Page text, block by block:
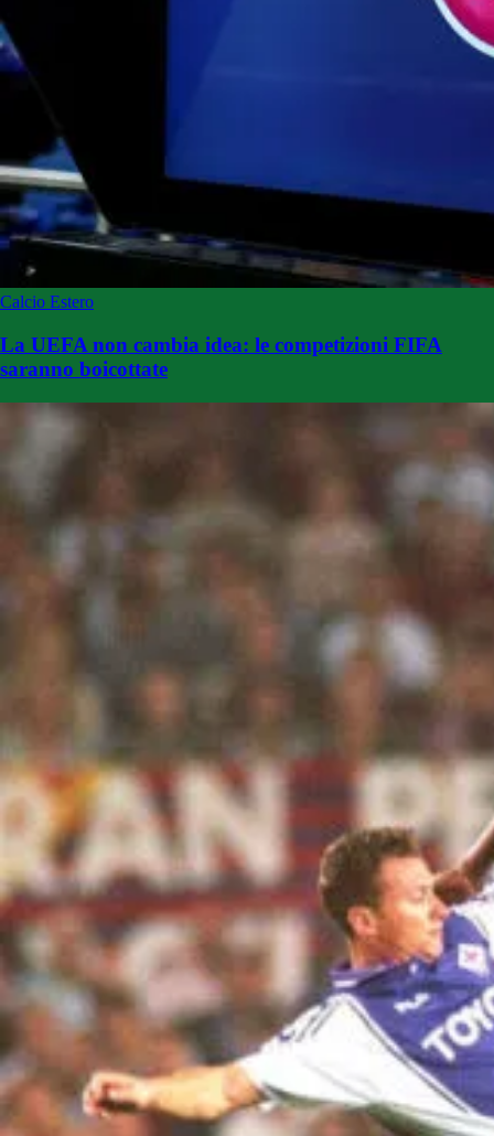
Calcio Estero
La UEFA non cambia idea: le competizioni FIFA
saranno boicottate